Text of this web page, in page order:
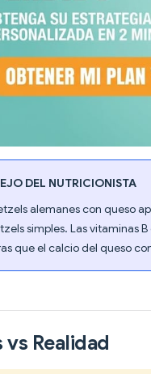
DEL NUTRICIONISTA
alemanes con queso
simples. Las vitaminas
que el calcio del queso
vs Realidad